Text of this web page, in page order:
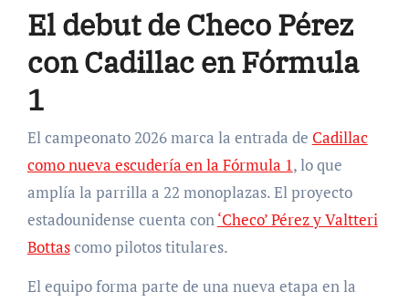
El debut de Checo Pérez
con Cadillac en Fórmula
1
El campeonato 2026 marca la entrada de Cadillac
como nueva escudería en la Fórmula 1, lo que
amplía la parrilla a 22 monoplazas. El proyecto
estadounidense cuenta con‘Checo’ Pérez y Valtteri
Bottascomo pilotos titulares.
El equipo forma parte de una nueva etapa en la